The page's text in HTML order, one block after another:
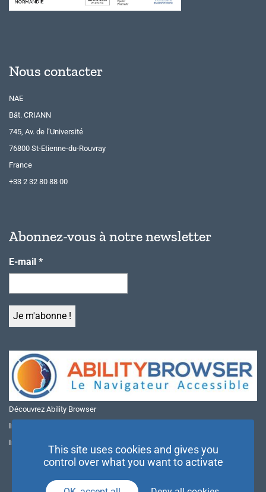
Nous contacter
NAE
Bât. CRIANN
745, Av. de l’Université
76800 St-Etienne-du-Rouvray
France
+33 2 32 80 88 00
Abonnez-vous à notre newsletter
E-mail *
Découvrez Ability Browser
Installer Ability Browser sur Windows
Installer Ability Browser sur Mac
This site uses cookies and gives you
control over what you want to activate